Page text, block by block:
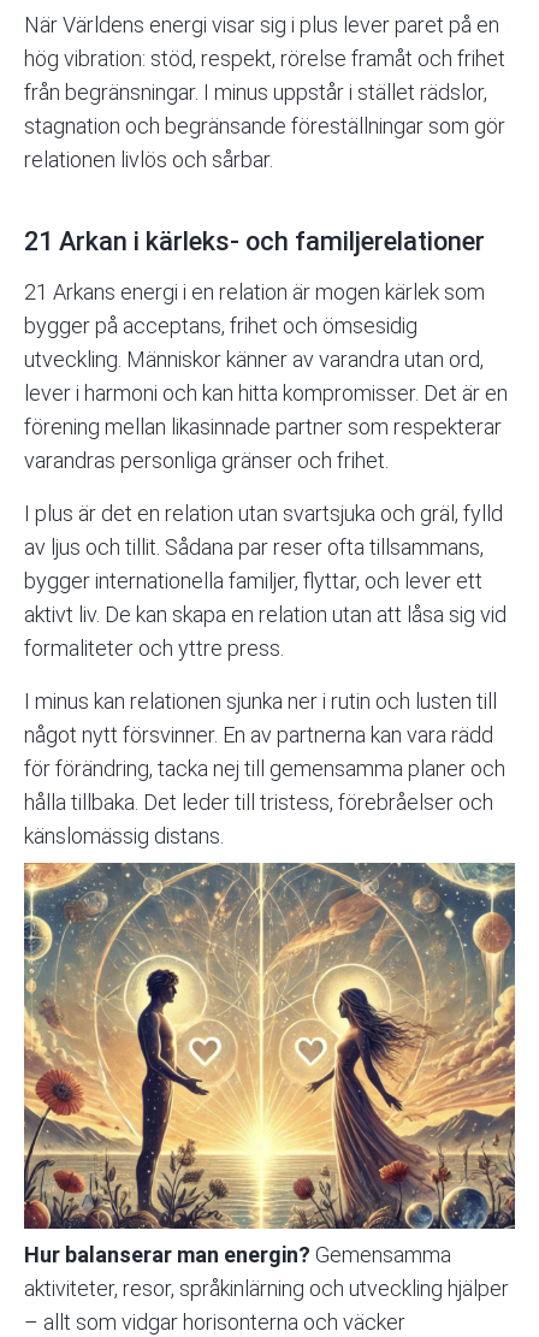
När Världens energi visar sig i plus lever paret på en
hög vibration: stöd, respekt, rörelse framåt och frihet
från begränsningar. I minus uppstår i stället rädslor,
stagnation och begränsande föreställningar som gör
relationen livlös och sårbar.
21 Arkan i kärleks- och familjerelationer
21 Arkans energi i en relation är mogen kärlek som
bygger på acceptans, frihet och ömsesidig
utveckling. Människor känner av varandra utan ord,
lever i harmoni och kan hitta kompromisser. Det är en
förening mellan likasinnade partner som respekterar
varandras personliga gränser och frihet.
I plus är det en relation utan svartsjuka och gräl, fylld
av ljus och tillit. Sådana par reser ofta tillsammans,
bygger internationella familjer, flyttar, och lever ett
aktivt liv. De kan skapa en relation utan att låsa sig vid
formaliteter och yttre press.
I minus kan relationen sjunka ner i rutin och lusten till
något nytt försvinner. En av partnerna kan vara rädd
för förändring, tacka nej till gemensamma planer och
hålla tillbaka. Det leder till tristess, förebråelser och
känslomässig distans.
Hur balanserar man energin? Gemensamma
aktiviteter, resor, språkinlärning och utveckling hjälper
– allt som vidgar horisonterna och väcker